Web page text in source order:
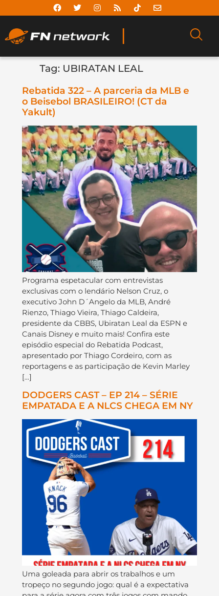
Tag: UBIRATAN LEAL
Rebatida 322 – A parceria da MLB e
o Beisebol BRASILEIRO! (CT da
Yakult)
Programa espetacular com entrevistas
exclusivas com o lendário Nelson Cruz, o
executivo John D´Angelo da MLB, André
Rienzo, Thiago Vieira, Thiago Caldeira,
presidente da CBBS, Ubiratan Leal da ESPN e
Canais Disney e muito mais! Confira este
episódio especial do Rebatida Podcast,
apresentado por Thiago Cordeiro, com as
reportagens e as participação de Kevin Marley
[…]
DODGERS CAST – EP 214 – SÉRIE
EMPATADA E A NLCS CHEGA EM NY
Uma goleada para abrir os trabalhos e um
tropeço no segundo jogo: qual é a expectativa